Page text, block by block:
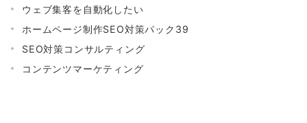
ウェブ集客を自動化したい
ホームページ制作SEO対策パック39
SEO対策コンサルティング
コンテンツマーケティング